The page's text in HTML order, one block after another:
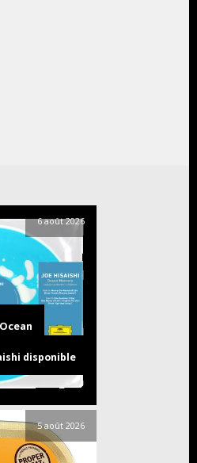
6 août 2026
disponible
5 août 2026